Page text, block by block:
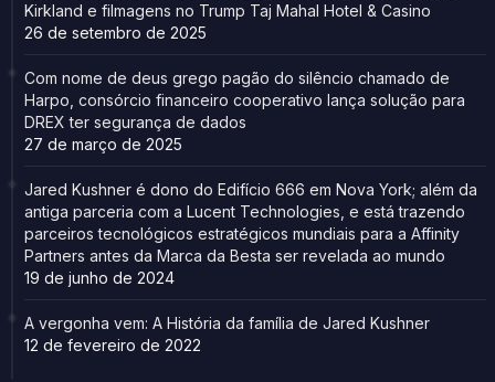
Kirkland e filmagens no Trump Taj Mahal Hotel & Casino
26 de setembro de 2025
Com nome de deus grego pagão do silêncio chamado de
Harpo, consórcio financeiro cooperativo lança solução para
DREX ter segurança de dados
27 de março de 2025
Jared Kushner é dono do Edifício 666 em Nova York; além da
antiga parceria com a Lucent Technologies, e está trazendo
parceiros tecnológicos estratégicos mundiais para a Affinity
Partners antes da Marca da Besta ser revelada ao mundo
19 de junho de 2024
A vergonha vem: A História da família de Jared Kushner
12 de fevereiro de 2022